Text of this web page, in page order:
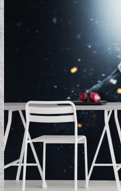
DESIGN TAPÉTÁK